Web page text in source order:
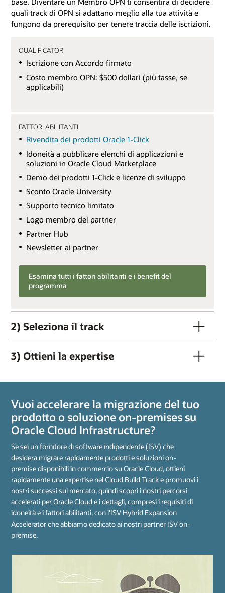
quali track di OPN si adattano meglio alla tua attività e
fungono da prerequisito per tenere traccia delle iscrizioni.
QUALIFICATORI
Iscrizione con Accordo firmato
Costo membro OPN: $500 dollari (più tasse, se
applicabili)
FATTORI ABILITANTI
Rivendita dei prodotti Oracle 1-Click
Idoneità a pubblicare elenchi di applicazioni e
soluzioni in Oracle Cloud Marketplace
Demo dei prodotti 1-Click e licenze di sviluppo
Sconto Oracle University
Supporto tecnico limitato
Logo membro del partner
Partner Hub
Newsletter ai partner
Esamina tutti i fattori abilitanti e i benefit del
programma
2) Seleziona il track
QUALIFICATORI
Membro OPN attivo*
Costo del track: $3.000 dollari (più tasse, se
applicabili)
Rivendita del portfolio Oracle Base
Licenze demo e di sviluppo
3) Ottieni la expertise
QUALIFICATORI
Varia per expertise
Vuoi accelerare la migrazione del tuo
prodotto o soluzione on-premises su
Oracle Cloud Infrastructure?
Se sei un fornitore di software indipendente (ISV) che
desidera migrare rapidamente prodotti e soluzioni on-
premise disponibili in commercio su Oracle Cloud, ottieni
rapidamente una expertise nel Cloud Build Track e promuovi i
nostri successi sul mercato, quindi scopri i nostri percorsi
accelerati per Oracle Cloud e i dettagli, compresi i requisiti di
idoneità e i fattori abilitanti, con l'ISV Hybrid Expansion
Accelerator che abbiamo dedicato ai nostri partner ISV on-
premise.